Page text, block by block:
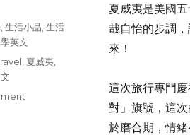
夏威夷是美國
哉自怡的步調
來！
這次旅行專門
對」旗號，這
於磨合期，情
,生活小品 ,生活
英文
夏威夷